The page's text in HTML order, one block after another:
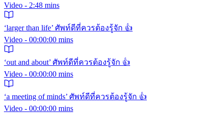
Video - 2:48 mins
‘larger than life’ ศัพท์ดีที่ควรต้องรู้จัก 👍
Video - 00:00:00 mins
‘out and about’ ศัพท์ดีที่ควรต้องรู้จัก 👍
Video - 00:00:00 mins
‘a meeting of minds’ ศัพท์ดีที่ควรต้องรู้จัก 👍
Video - 00:00:00 mins